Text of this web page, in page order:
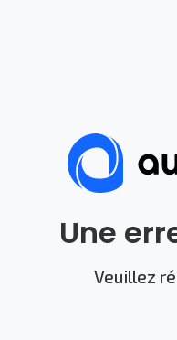
Une
Veuillez